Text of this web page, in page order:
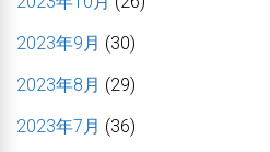
2023年9月 (30)
2023年8月 (29)
2023年7月 (36)